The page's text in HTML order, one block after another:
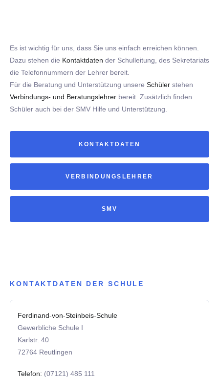
Es ist wichtig für uns, dass Sie uns einfach erreichen können.
Dazu stehen die Kontaktdaten der Schulleitung, des Sekretariats
die Telefonnummern der Lehrer bereit.
Für die Beratung und Unterstützung unsere Schüler stehen
Verbindungs- und Beratungslehrer bereit. Zusätzlich finden
Schüler auch bei der SMV Hilfe und Unterstützung.
KONTAKTDATEN
VERBINDUNGSLEHRER
SMV
KONTAKTDATEN DER SCHULE
Ferdinand-von-Steinbeis-Schule
Gewerbliche Schule I
Karlstr. 40
72764 Reutlingen
Telefon: (07121) 485 111